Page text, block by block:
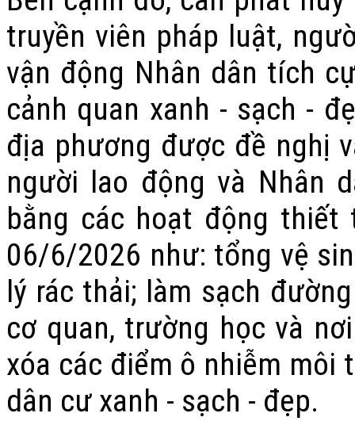
truyền viên pháp luật,
vận động Nhân dân tích
cảnh quan xanh - sạch -
địa phương được đề nghị
người lao động và Nhân
bằng các hoạt động thiết
06/6/2026 như: tổng vệ
lý rác thải; làm sạch
cơ quan, trường học và
xóa các điểm ô nhiễm môi
dân cư xanh - sạch - đẹp.